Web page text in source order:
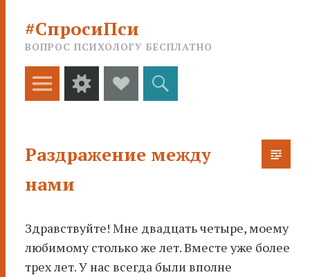
#СпросиПси
ВОПРОС ПСИХОЛОГУ БЕСПЛАТНО
Меню ВиджетыSocial
Links
Поиск
Раздражение между
нами
Здравствуйте! Мне двадцать четыре, моему
любимому столько же лет. Вместе уже более
трех лет. У нас всегда были вполне